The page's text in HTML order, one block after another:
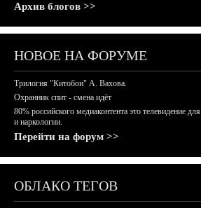
Архив блогов >>
НОВОЕ НА ФОРУМЕ
Трилогия "Китобои" А. Вахова.
Охранник спит - смена идёт
80% российского медиаконтента это телевидение
и наркологии.
Перейти на форум >>
ОБЛАКО ТЕГОВ